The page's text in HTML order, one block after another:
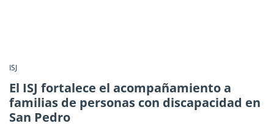
ISJ
El ISJ fortalece el acompañamiento a
familias de personas con discapacidad en
San Pedro